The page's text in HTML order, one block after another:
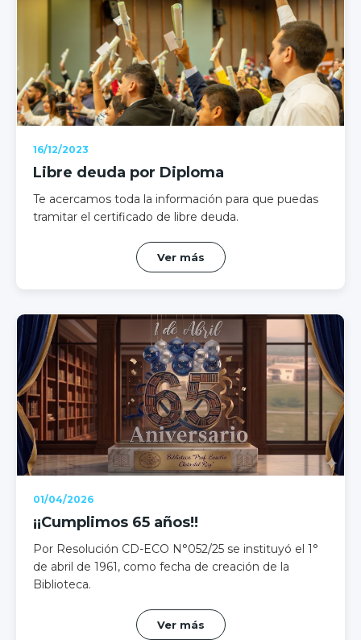
16/12/2023
Libre deuda por Diploma
Te acercamos toda la información para que puedas
tramitar el certificado de libre deuda.
Ver más
01/04/2026
¡¡Cumplimos 65 años!!
Por Resolución CD-ECO N°052/25 se instituyó el 1°
de abril de 1961, como fecha de creación de la
Biblioteca.
Ver más